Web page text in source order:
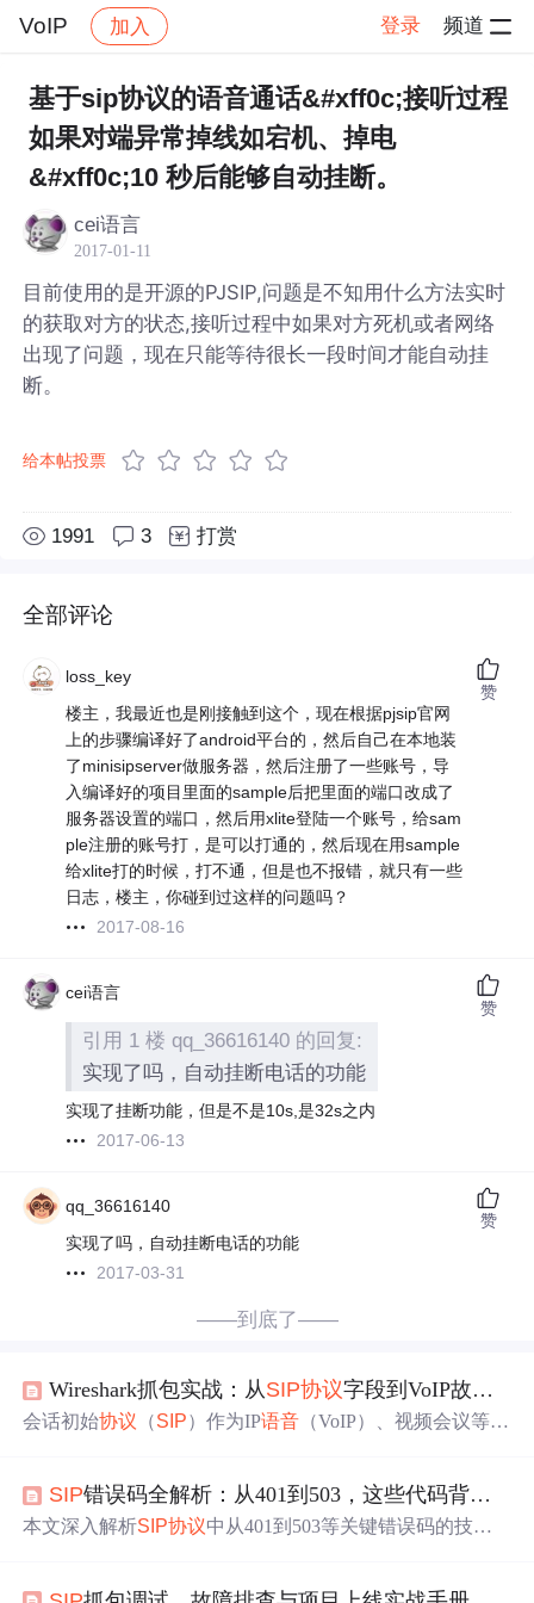
VoIP 加入 登录 频道
社区 VoIP 帖子详情
基于sip协议的语音通话&#xff0c;接听过程
如果对端异常掉线如宕机、掉电
&#xff0c;10 秒后能够自动挂断。
cei语言
2017-01-11
目前使用的是开源的PJSIP,问题是不知用什么方法实时
的获取对方的状态,接听过程中如果对方死机或者网络
出现了问题，现在只能等待很长一段时间才能自动挂
断。
给本帖投票
1991 3 打赏
全部评论
loss_key
楼主，我最近也是刚接触到这个，现在根据pjsip官网
上的步骤编译好了android平台的，然后自己在本地装
了minisipserver做服务器，然后注册了一些账号，导
入编译好的项目里面的sample后把里面的端口改成了
服务器设置的端口，然后用xlite登陆一个账号，给sam
ple注册的账号打，是可以打通的，然后现在用sample
给xlite打的时候，打不通，但是也不报错，就只有一些
日志，楼主，你碰到过这样的问题吗？
2017-08-16
赞
cei语言
引用 1 楼 qq_36616140 的回复:
实现了吗，自动挂断电话的功能
实现了挂断功能，但是不是10s,是32s之内
2017-06-13
赞
qq_36616140
实现了吗，自动挂断电话的功能
2017-03-31
赞
——到底了——
Wireshark抓包实战：从SIP协议字段到VoIP故障排查
会话初始协议 （SIP）作为IP语音 （VoIP）、视频会议等实
消息交互原理，而非机械记忆字段。通过Wireshark进行网
络抓包分析，可以直观地观察INVITE、REGISTER等SIP
商中的作用。这种基于真实数据流的工程实践方法，能有
SIP错误码全解析：从401到503，这些代码背后的故事你知道吗？
本文深入解析SIP协议中从401到503等关键错误码的技术